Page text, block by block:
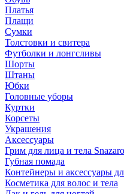
Платья
Плащи
Сумки
Толстовки и свитера
Футболки и лонгсливы
Шорты
Штаны
Юбки
Головные уборы
Куртки
Корсеты
Украшения
Аксессуары
Грим для лица и тела
Губная помада
Контейнеры и аксессуары
Косметика для волос и тела